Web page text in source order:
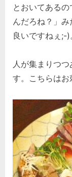
とおいてある
んだろね？」
良いですねぇ;-)
人が集まりつ
す。こちらはお